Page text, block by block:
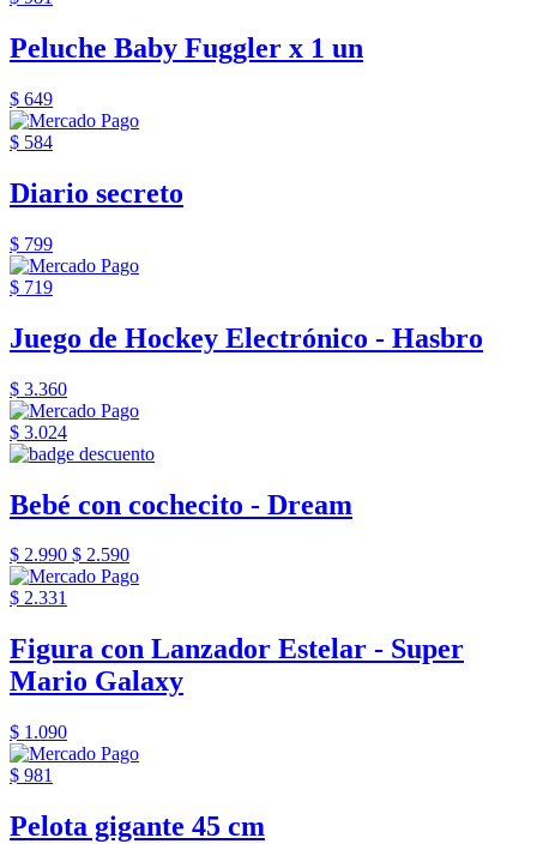
Peluche Baby Fuggler x 1 un
$ 649
$ 584
Diario secreto
$ 799
$ 719
Juego de Hockey Electrónico - Hasbro
$ 3.360
$ 3.024
Bebé con cochecito - Dream
$ 2.990 $ 2.590
$ 2.331
Figura con Lanzador Estelar - Super
Mario Galaxy
$ 1.090
$ 981
Pelota gigante 45 cm